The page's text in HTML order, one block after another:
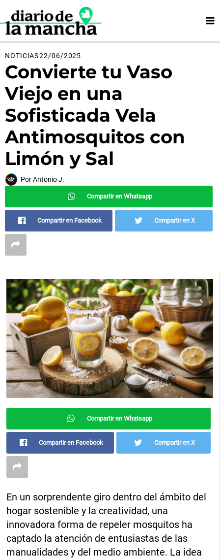
contenido
NOTICIAS22/06/2025
Convierte tu Vaso
Viejo en una
Sofisticada Vela
Antimosquitos con
Limón y Sal
PorAntonio J.
Compartir en Whatsapp
Compartir en Facebook Compartir en X
Compartir en Whatsapp
Compartir en Facebook Compartir en X
En un sorprendente giro dentro del ámbito del
hogar sostenible y la creatividad, una
innovadora forma de repeler mosquitos ha
captado la atención de entusiastas de las
manualidades y del medio ambiente. La idea